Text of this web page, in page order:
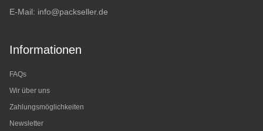
E-Mail: info@packseller.de
Informationen
FAQs
Wir über uns
Zahlungsmöglichkeiten
Newsletter